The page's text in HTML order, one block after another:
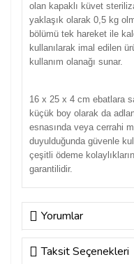
olan kapaklı küvet
yaklaşık olarak 0,5 kg
bölümü tek hareket ile
kullanılarak imal edilen
kullanım olanağı sunar.
16 x 25 x 4 cm ebatlara
küçük boy olarak da
esnasında veya cerrahi
duyulduğunda güvenle
çeşitli ödeme
garantilidir.
Yorumlar
Taksit Seçenekleri